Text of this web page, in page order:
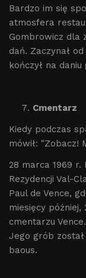
Bardzo im się
atmosfera
Gombrowicz dla
dań. Zaczynał
kończył na daniu
Cmentarz
Kiedy podczas
mówił: "Zobacz!
28 marca 1969
Rezydencji Val-
Paul de Vence,
miesięcy później,
cmentarzu Vence.
Jego grób
baous.